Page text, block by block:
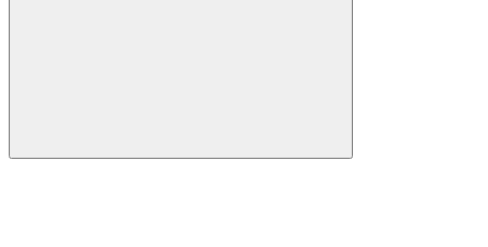
Buscar